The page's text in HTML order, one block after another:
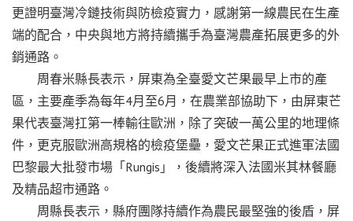
更證明臺灣冷鏈技術與防檢疫實力，感謝第一線農民在生產
端的配合，中央與地方將持續攜手為臺灣農產拓展更多的外
銷通路。
周春米縣長表示，屏東為全臺愛文芒果最早上市的產
區，主要產季為每年4月至6月，在農業部協助下，由屏東芒
果代表臺灣扛第一棒輸往歐洲，除了突破一萬公里的地理條
件，更克服歐洲高規格的檢疫堡壘，愛文芒果正式進軍法國
巴黎最大批發市場「Rungis」，後續將深入法國米其林餐廳
及精品超市通路。
周縣長表示，縣府團隊持續作為農民最堅強的後盾，屏